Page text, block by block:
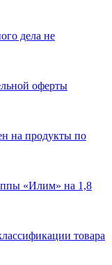
дела не
оферты
на продукты по
«Илим» на 1,8
товара